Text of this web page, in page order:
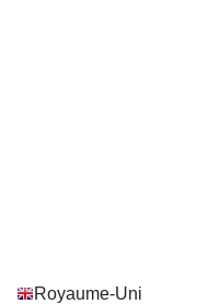
Royaume-Uni